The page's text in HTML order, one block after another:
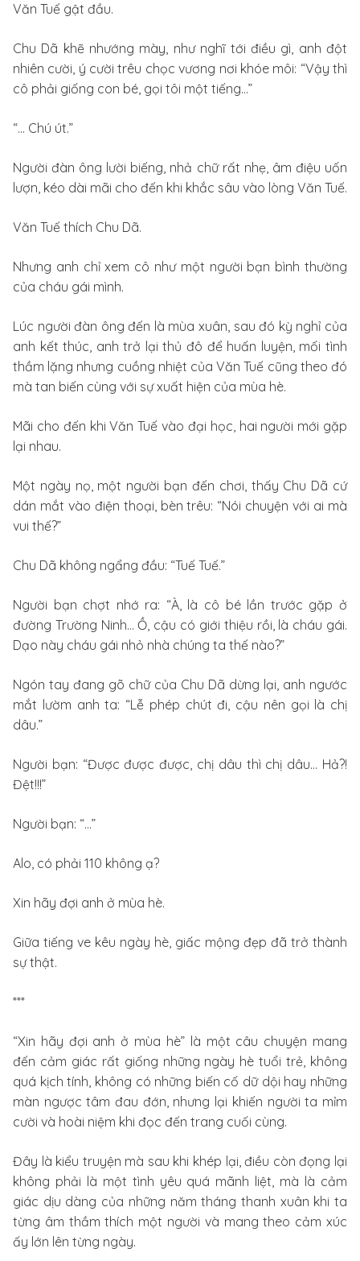
Văn Tuế gật đầu.
Chu Dã khẽ nhướng mày, như nghĩ tới điều gì, anh đột
nhiên cười, ý cười trêu chọc vương nơi khóe môi: “Vậy thì
cô phải giống con bé, gọi tôi một tiếng…”
“... Chú út.”
Người đàn ông lười biếng, nhả chữ rất nhẹ, âm điệu uốn
lượn, kéo dài mãi cho đến khi khắc sâu vào lòng Văn Tuế.
Văn Tuế thích Chu Dã.
Nhưng anh chỉ xem cô như một người bạn bình thường
của cháu gái mình.
Lúc người đàn ông đến là mùa xuân, sau đó kỳ nghỉ của
anh kết thúc, anh trở lại thủ đô để huấn luyện, mối tình
thầm lặng nhưng cuồng nhiệt của Văn Tuế cũng theo đó
mà tan biến cùng với sự xuất hiện của mùa hè.
Mãi cho đến khi Văn Tuế vào đại học, hai người mới gặp
lại nhau.
Một ngày nọ, một người bạn đến chơi, thấy Chu Dã cứ
dán mắt vào điện thoại, bèn trêu: “Nói chuyện với ai mà
vui thế?”
Chu Dã không ngẩng đầu: “Tuế Tuế.”
Người bạn chợt nhớ ra: “À, là cô bé lần trước gặp ở
đường Trường Ninh… Ồ, cậu có giới thiệu rồi, là cháu gái.
Dạo này cháu gái nhỏ nhà chúng ta thế nào?”
Ngón tay đang gõ chữ của Chu Dã dừng lại, anh ngước
mắt lườm anh ta: “Lễ phép chút đi, cậu nên gọi là chị
dâu.”
Người bạn: “Được được được, chị dâu thì chị dâu… Hả?!
Đệt!!!”
Người bạn: “...”
Alo, có phải 110 không ạ?
Xin hãy đợi anh ở mùa hè.
Giữa tiếng ve kêu ngày hè, giấc mộng đẹp đã trở thành
sự thật.
***
“Xin hãy đợi anh ở mùa hè” là một câu chuyện mang
đến cảm giác rất giống những ngày hè tuổi trẻ, không
quá kịch tính, không có những biến cố dữ dội hay những
màn ngược tâm đau đớn, nhưng lại khiến người ta mỉm
cười và hoài niệm khi đọc đến trang cuối cùng.
Đây là kiểu truyện mà sau khi khép lại, điều còn đọng lại
không phải là một tình yêu quá mãnh liệt, mà là cảm
giác dịu dàng của những năm tháng thanh xuân khi ta
từng âm thầm thích một người và mang theo cảm xúc
ấy lớn lên từng ngày.